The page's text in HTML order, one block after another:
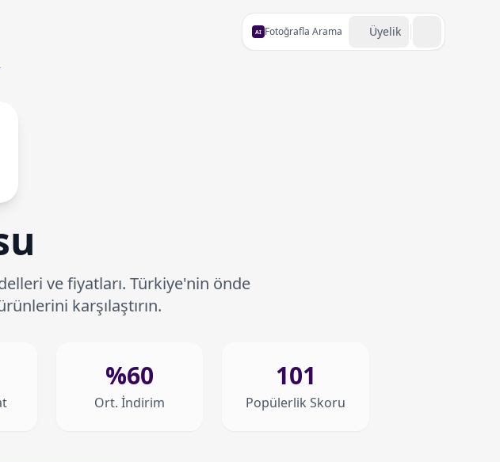
AI Fotoğrafla Arama Üyelik
ve fiyatları. Türkiye'nin önde
karşılaştırın.
%60
Ort. İndirim
101
Popülerlik Skoru